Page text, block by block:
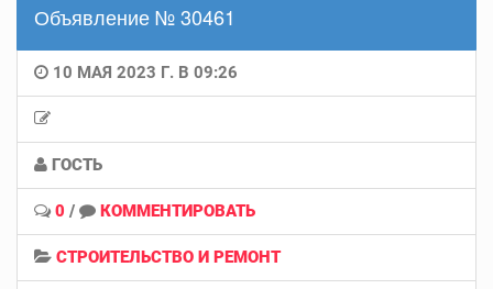
Объявление № 30461
10 МАЯ 2023 Г. В 09:26
ГОСТЬ
0 / КОММЕНТИРОВАТЬ
СТРОИТЕЛЬСТВО И РЕМОНТ